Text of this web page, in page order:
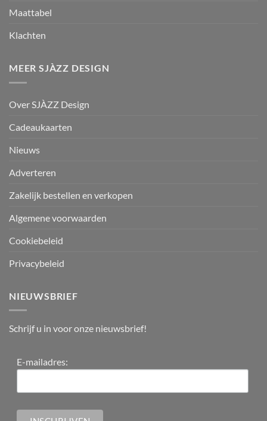
Maattabel
Klachten
MEER SJÀZZ DESIGN
Over SJÀZZ Design
Cadeaukaarten
Nieuws
Adverteren
Zakelijk bestellen en verkopen
Algemene voorwaarden
Cookiebeleid
Privacybeleid
NIEUWSBRIEF
Schrijf u in voor onze nieuwsbrief!
E-mailadres: